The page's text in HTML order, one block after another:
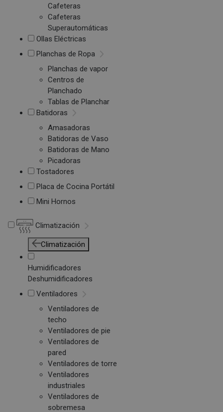
Cafeteras
Cafeteras
Superautomáticas
Ollas Eléctricas
Planchas de Ropa
Planchas de vapor
Centros de
Planchado
Tablas de Planchar
Batidoras
Amasadoras
Batidoras de Vaso
Batidoras de Mano
Picadoras
Tostadores
Placa de Cocina Portátil
Mini Hornos
Climatización
Climatización
Humidificadores
Deshumidificadores
Ventiladores
Ventiladores de
techo
Ventiladores de pie
Ventiladores de
pared
Ventiladores de torre
Ventiladores
industriales
Ventiladores de
sobremesa